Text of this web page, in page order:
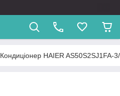
Кондиціонер HAIER AS50S2SJ1FA-